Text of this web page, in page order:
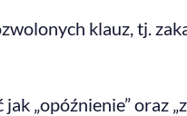
klauz, tj.
„opóźnienie” oraz